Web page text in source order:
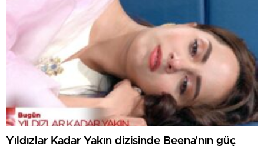
Yıldızlar Kadar Yakın dizisinde Beena’nın güç